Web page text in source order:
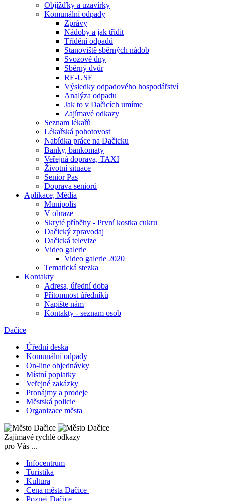
Objížďky a uzavírky
Komunální odpady
Zprávy
Nádoby a jak třídit
Třídění odpadů
Stanoviště sběrných nádob
Svozové dny
Sběrný dvůr
RE-USE
Výsledky odpadového hospodářství
Analýza odpadu
Jak to v Dačicích umíme
Zajímavé odkazy
Seznam lékařů
Lékařská pohotovost
Nabídka práce na Dačicku
Banky, bankomaty
Veřejná doprava, TAXI
Životní situace
Senior Pas
Doprava seniorů
Aplikace, Média
Munipolis
V obraze
Skryté příběhy - První kostka cukru
Dačický zpravodaj
Dačická televize
Video galerie
Video galerie 2020
Tematická stezka
Kontakty
Adresa, úřední doba
Přítomnost úředníků
Napište nám
Kontakty - seznam osob
Dačice
Úřední deska
Komunální odpady
On-line objednávky
Místní poplatky
Veřejné zakázky
Pronájmy a prodeje
Městská policie
Organizace města
Zajímavé rychlé odkazy
pro Vás ...
Infocentrum
Turistika
Kultura
Cena města Dačice
Poznej Dačice